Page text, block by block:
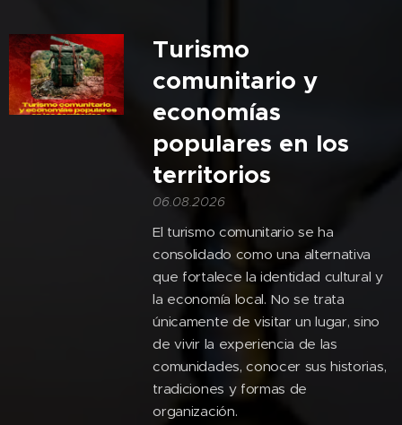
Turismo
comunitario y
economías
populares en los
territorios
06.08.2026
El turismo comunitario se ha
consolidado como una alternativa
que fortalece la identidad cultural y
la economía local. No se trata
únicamente de visitar un lugar, sino
de vivir la experiencia de las
comunidades, conocer sus historias,
tradiciones y formas de
organización.